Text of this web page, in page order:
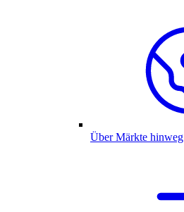
Über Märkte hinweg